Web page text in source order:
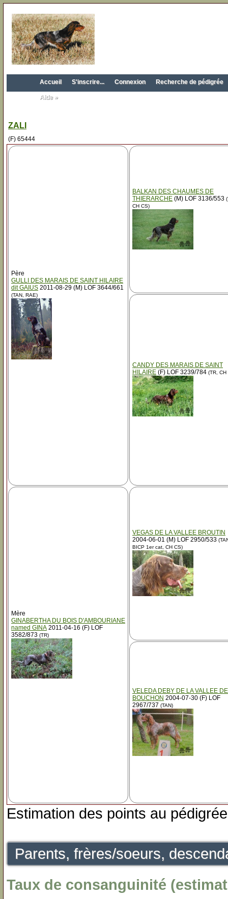
Accueil S'inscrire... Connexion Recherche de pédigrée
Aide »
ZALI
(F) 65444
Père
GULLI DES MARAIS DE SAINT HILAIRE
dit GAIUS 2011-08-29 (M) LOF 3644/661
(TAN, RAE)
BALKAN DES CHAUMES DE
THIERARCHE (M) LOF 3136/553
CH CS)
CANDY DES MARAIS DE SAINT
HILAIRE (F) LOF 3239/784 (TR, CH
Mère
GINABERTHA DU BOIS D'AMBOURIANE
named GINA 2011-04-16 (F) LOF
3582/873 (TR)
VEGAS DE LA VALLEE BROUTIN
2004-06-01 (M) LOF 2950/533
BICP 1er cat, CH CS)
VELEDA DEBY DE LA VALLEE DE
BOUCHON 2004-07-30 (F) LOF
2967/737 (TAN)
Estimation des points au
Parents, frères/soeurs,
Taux de consanguinité